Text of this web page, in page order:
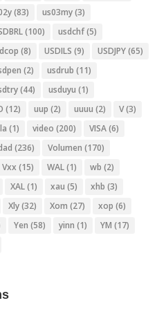
(83) us03my(3)
(100) usdchf(5)
(8) USDILS (9) USDJPY(65)
(2) usdrub (11)
(44) usduyu (1)
(12) uup (2) uuuu (2) V(3)
(1) video (200) VISA(6)
(236) Volumen (170)
Vxx (15) WAL(1) wb (2)
XAL(1) xau (5) xhb (3)
Xly(32) Xom (27) xop (6)
Yen (58) yinn (1) YM (17)